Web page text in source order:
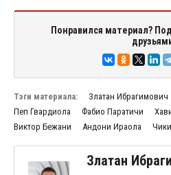
Понравился материал?
Тэги материала: Златан Ибрагимович
Пеп Гвардиола
Фабио Паратичи
Виктор Бежани
Андони Ираола
Златан